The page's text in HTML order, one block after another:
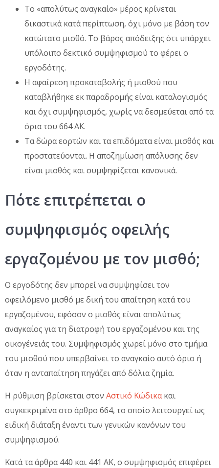
Το «απολύτως αναγκαίο» μέρος κρίνεται
δικαστικά κατά περίπτωση, όχι μόνο με βάση τον
κατώτατο μισθό. Το βάρος απόδειξης ότι υπάρχει
υπόλοιπο δεκτικό συμψηφισμού το φέρει ο
εργοδότης.
Η αφαίρεση προκαταβολής ή μισθού που
καταβλήθηκε εκ παραδρομής είναι καταλογισμός
και όχι συμψηφισμός, χωρίς να δεσμεύεται από τα
όρια του 664 ΑΚ.
Τα δώρα εορτών και τα επιδόματα είναι μισθός και
προστατεύονται. Η αποζημίωση απόλυσης δεν
είναι μισθός και συμψηφίζεται κανονικά.
Πότε επιτρέπεται ο
συμψηφισμός οφειλής
εργαζομένου με τον μισθό;
Ο εργοδότης δεν μπορεί να συμψηφίσει τον
οφειλόμενο μισθό με δική του απαίτηση κατά του
εργαζομένου, εφόσον ο μισθός είναι απολύτως
αναγκαίος για τη διατροφή του εργαζομένου και της
οικογένειάς του. Συμψηφισμός χωρεί μόνο στο τμήμα
του μισθού που υπερβαίνει το αναγκαίο αυτό όριο ή
όταν η ανταπαίτηση πηγάζει από δόλια ζημία.
Η ρύθμιση βρίσκεται στον Αστικό Κώδικακαι
συγκεκριμένα στο άρθρο 664, το οποίο λειτουργεί ως
ειδική διάταξη έναντι των γενικών κανόνων του
συμψηφισμού.
Κατά τα άρθρα 440 και 441 ΑΚ, ο συμψηφισμός επιφέρει